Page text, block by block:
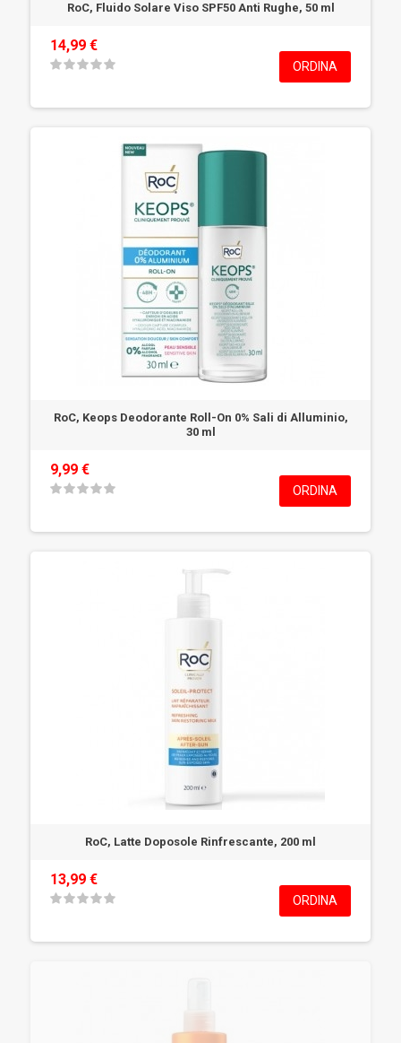
RoC, Fluido Solare Viso SPF50 Anti Rughe, 50 ml
14,99 €
ORDINA
RoC, Keops Deodorante Roll-On 0% Sali di Alluminio,
30 ml
9,99 €
ORDINA
RoC, Latte Doposole Rinfrescante, 200 ml
13,99 €
ORDINA